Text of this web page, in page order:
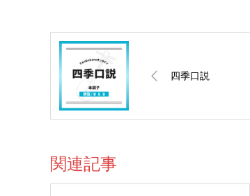
四季口説
関連記事